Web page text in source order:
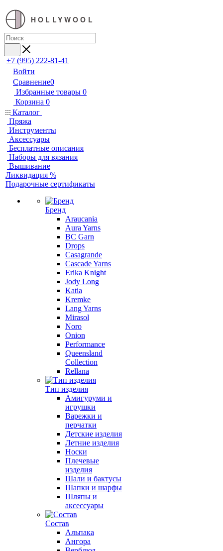
HOLLYWOOL
+7 (995) 222-81-41
Войти
Сравнение0
Избранные товары 0
Корзина 0
Каталог
Пряжа
Инструменты
Аксессуары
Бесплатные описания
Наборы для вязания
Вышивание
Ликвидация %
Подарочные сертификаты
Бренд
Araucania
Aura Yarns
BC Garn
Drops
Casagrande
Cascade Yarns
Erika Knight
Jody Long
Katia
Kremke
Lang Yarns
Mirasol
Noro
Onion
Performance
Queensland
Collection
Rellana
Тип изделия
Амигуруми и
игрушки
Варежки и
перчатки
Детские изделия
Летние изделия
Носки
Плечевые
изделия
Шали и бактусы
Шапки и шарфы
Шляпы и
аксессуары
Состав
Альпака
Ангора